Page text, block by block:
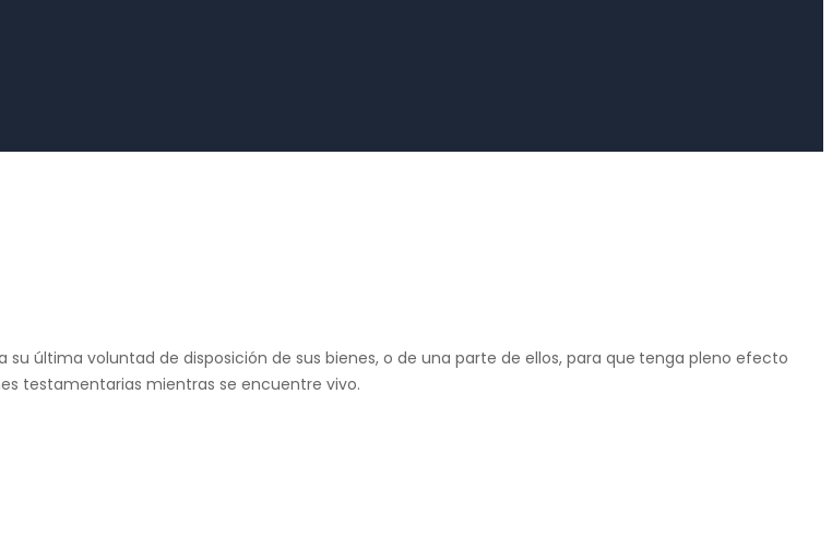
última voluntad de disposición de sus bienes, o de una parte de ellos, para que tenga pleno efecto
testamentarias mientras se encuentre vivo.